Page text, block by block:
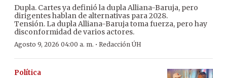
Dupla. Cartes ya definió la dupla Alliana-Baruja, pero
dirigentes hablan de alternativas para 2028.
Tensión. La dupla Alliana-Baruja toma fuerza, pero hay
disconformidad de varios actores.
Agosto 9, 2026 04:00 a. m. · Redacción ÚH
Política